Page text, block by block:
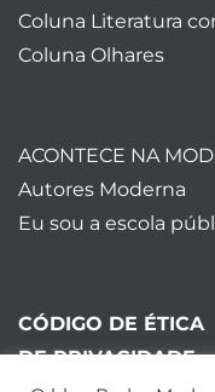
Coluna Literatura
Coluna Olhares
ACONTECE NA
Autores Moderna
Eu sou a escola
CÓDIGO DE ÉTICA
DE PRIVACIDADE